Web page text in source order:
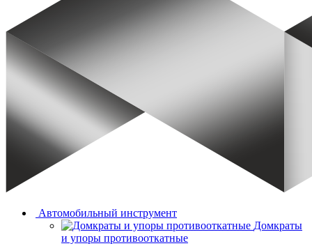
Автомобильный инструмент
Домкраты
и упоры противооткатные